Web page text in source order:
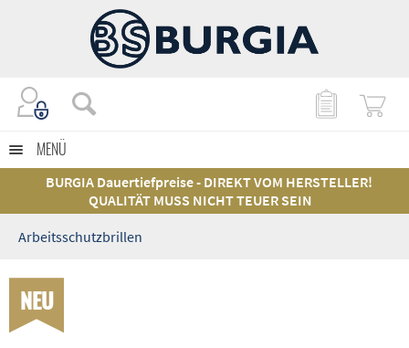
MENÜ
BURGIA Dauertiefpreise - DIREKT VOM HERSTELLER!
QUALITÄT MUSS NICHT TEUER SEIN
Arbeitsschutzbrillen
NEU